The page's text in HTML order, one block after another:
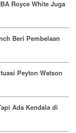
Royce White Juga
Beri Pembelaan
Peyton Watson
Ada Kendala di